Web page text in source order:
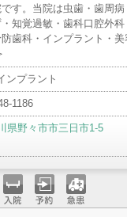
す。当院は虫歯・歯周
知覚過敏・歯科口腔外
歯科・インプラント・美
ンプラント
1186
県野々市市三日市1-5
院 予約 急患